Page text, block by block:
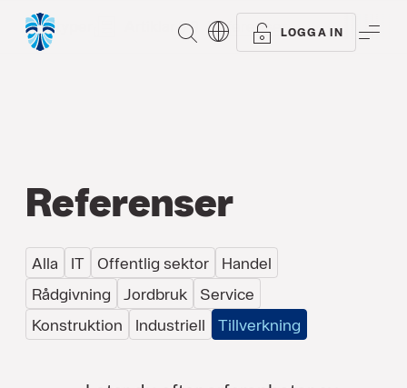
SÖK LOGGA IN
Alla typer Referenser
Referenser
Alla IT Offentlig sektor
Handel
Rådgivning
Jordbruk
Service
Konstruktion
Industriell Tillverkning